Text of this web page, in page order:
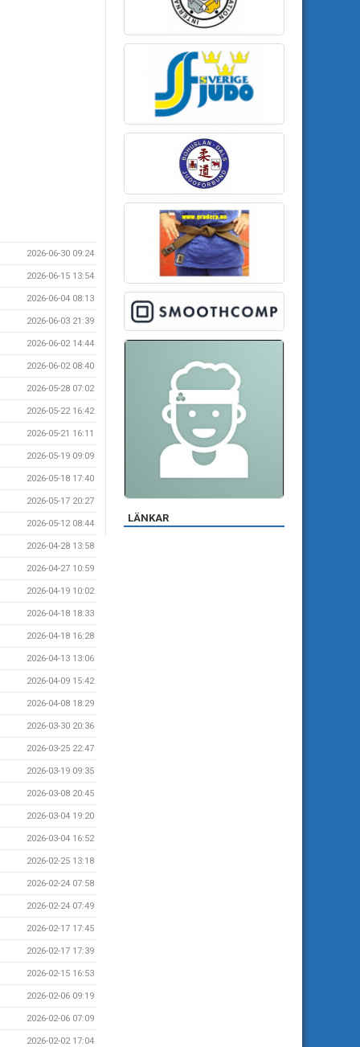
2026-06-30 09:24
2026-06-15 13:54
2026-06-04 08:13
2026-06-03 21:39
2026-06-02 14:44
2026-06-02 08:40
2026-05-28 07:02
2026-05-22 16:42
2026-05-21 16:11
2026-05-19 09:09
2026-05-18 17:40
2026-05-17 20:27
2026-05-12 08:44
2026-04-28 13:58
2026-04-27 10:59
2026-04-19 10:02
2026-04-18 18:33
2026-04-18 16:28
2026-04-13 13:06
2026-04-09 15:42
2026-04-08 18:29
2026-03-30 20:36
2026-03-25 22:47
2026-03-19 09:35
2026-03-08 20:45
2026-03-04 19:20
2026-03-04 16:52
2026-02-25 13:18
2026-02-24 07:58
2026-02-24 07:49
2026-02-17 17:45
2026-02-17 17:39
2026-02-15 16:53
2026-02-06 09:19
2026-02-06 07:09
2026-02-02 17:04
LÄNKAR